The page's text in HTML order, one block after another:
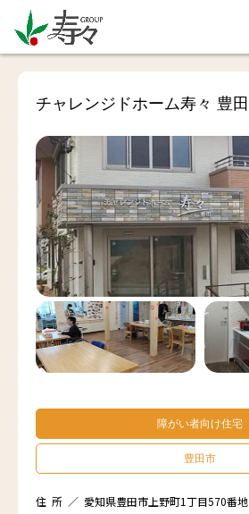
チャレンジドホーム寿々 豊田
障がい者向け住宅
豊田市
住 所 ／ 愛知県豊田市上野町1丁目570番地